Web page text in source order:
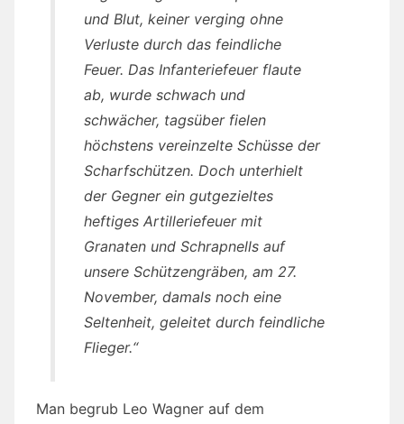
und Blut, keiner verging ohne
Verluste durch das feindliche
Feuer. Das Infanteriefeuer flaute
ab, wurde schwach und
schwächer, tagsüber fielen
höchstens vereinzelte Schüsse der
Scharfschützen. Doch unterhielt
der Gegner ein gutgezieltes
heftiges Artilleriefeuer mit
Granaten und Schrapnells auf
unsere Schützengräben, am 27.
November, damals noch eine
Seltenheit, geleitet durch feindliche
Flieger.“
Man begrub Leo Wagner auf dem